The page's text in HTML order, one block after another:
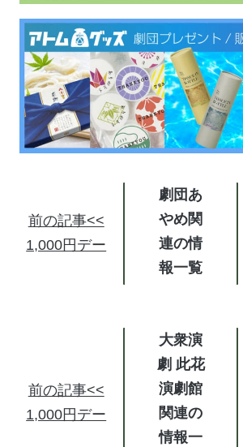
前の記事<<
1,000円デー
劇団あ
やめ関
連の情
報
前の記事<<
1,000円デー
大衆演
劇 此花
演劇館
関連の
情報